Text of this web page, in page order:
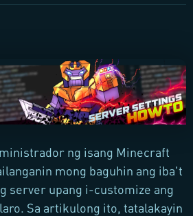
ng isang Minecraft
mong baguhin ang iba't
server upang i-customize ang
Sa artikulong ito, tatalakayin